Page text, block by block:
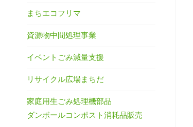
まちエコフリマ
資源物中間処理事業
イベントごみ減量支援
リサイクル広場まちだ
家庭用生ごみ処理機部品
ダンボールコンポスト消耗品販売